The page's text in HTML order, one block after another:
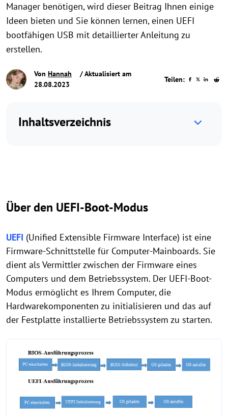
Manager benötigen, wird dieser Beitrag Ihnen einige
Ideen bieten und Sie können lernen, einen UEFI
bootfähigen USB mit detaillierter Anleitung zu
erstellen.
Von Hannah
/ Aktualisiert am
28.08.2023
Teilen:
Inhaltsverzeichnis
Über den UEFI-Boot-Modus
UEFI (Unified Extensible Firmware Interface) ist eine
Firmware-Schnittstelle für Computer-Mainboards. Sie
dient als Vermittler zwischen der Firmware eines
Computers und dem Betriebssystem. Der UEFI-Boot-
Modus ermöglicht es Ihrem Computer, die
Hardwarekomponenten zu initialisieren und das auf
der Festplatte installierte Betriebssystem zu starten.